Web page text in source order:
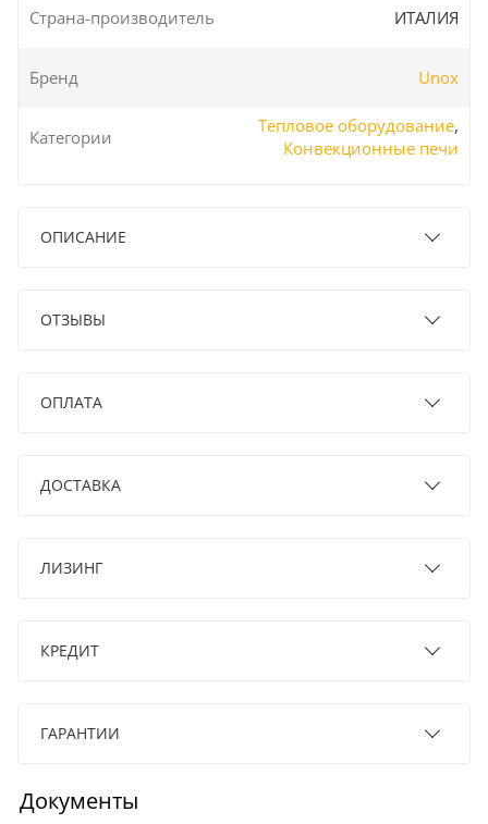
Страна-производитель ИТАЛИЯ
Бренд Unox
Категории
Тепловое оборудование,
Конвекционные печи
ОПИСАНИЕ
ОТЗЫВЫ
ОПЛАТА
ДОСТАВКА
ЛИЗИНГ
КРЕДИТ
ГАРАНТИИ
Документы